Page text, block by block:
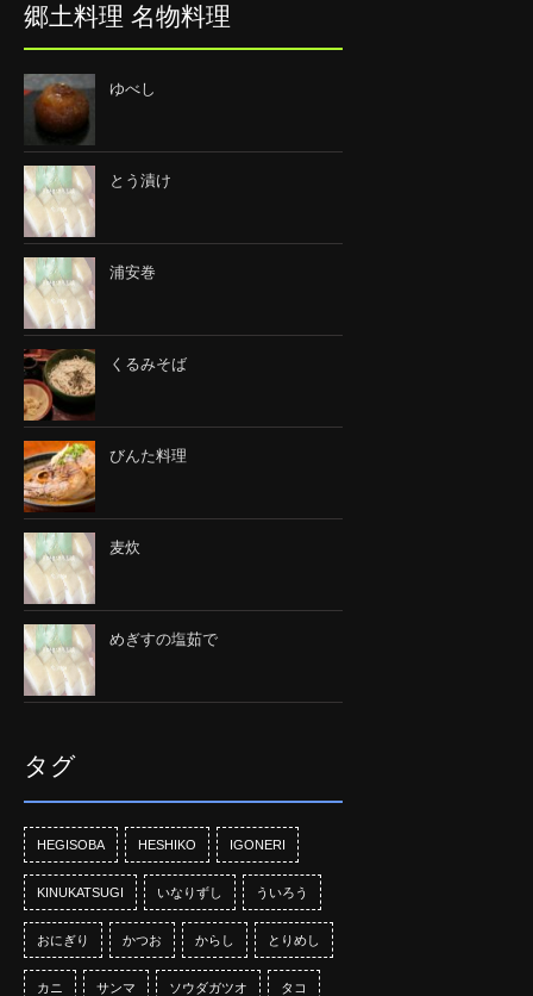
郷土料理 名物料理
ゆべし
とう漬け
浦安巻
くるみそば
びんた料理
麦炊
めぎすの塩茹で
タグ
HEGISOBA HESHIKO IGONERI
KINUKATSUGI いなりずし ういろう
おにぎり かつお からし とりめし
カニ サンマ ソウダガツオ タコ